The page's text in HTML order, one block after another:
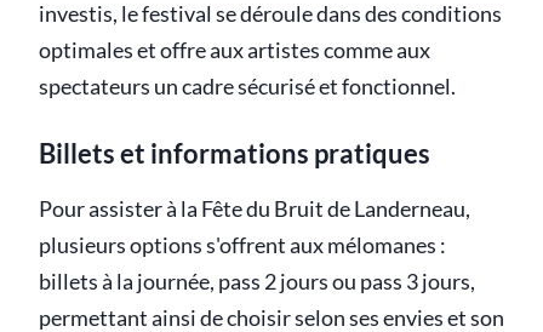
investis, le festival se déroule dans des conditions
optimales et offre aux artistes comme aux
spectateurs un cadre sécurisé et fonctionnel.
Billets et informations pratiques
Pour assister à la Fête du Bruit de Landerneau,
plusieurs options s'offrent aux mélomanes :
billets à la journée, pass 2 jours ou pass 3 jours,
permettant ainsi de choisir selon ses envies et son